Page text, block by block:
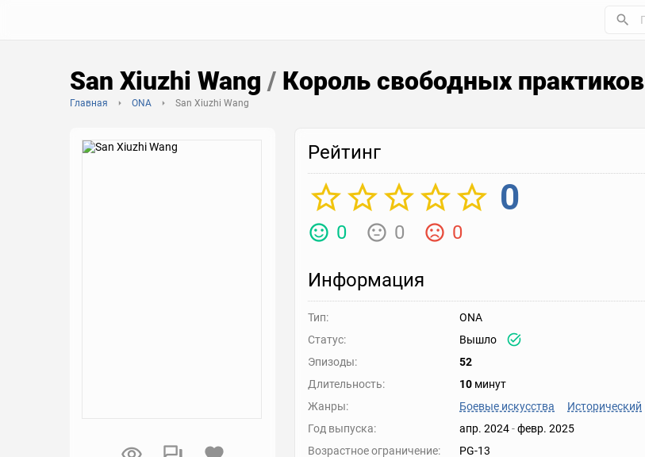
San Xiuzhi Wang / Король свободных практиков
Главная ONA San Xiuzhi Wang
Рейтинг
0
0 0 0
Информация
Тип:
ONA
Статус:
Вышло
Эпизоды:
52
Длительность:
10 минут
Жанры:
Боевые искусства Исторический
Год выпуска:
апр. 2024-февр. 2025
Возрастное ограничение:
PG-13